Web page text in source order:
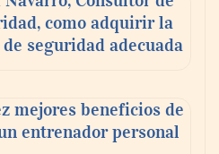
los ayuntamientos
como adquirir la
seguridad adecuada
mejores beneficios de
entrenador personal